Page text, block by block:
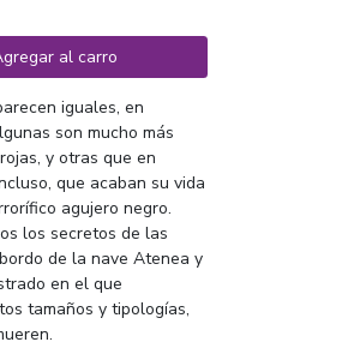
al carro
iguales, en
son mucho más
y otras que en
que acaban su vida
agujero negro.
los secretos de las
de la nave Atenea y
en el que
tamaños y tipologías,